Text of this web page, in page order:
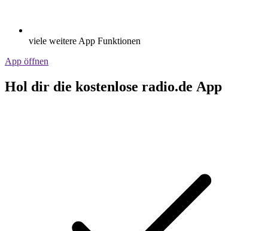
viele weitere App Funktionen
App öffnen
Hol dir die kostenlose radio.de App